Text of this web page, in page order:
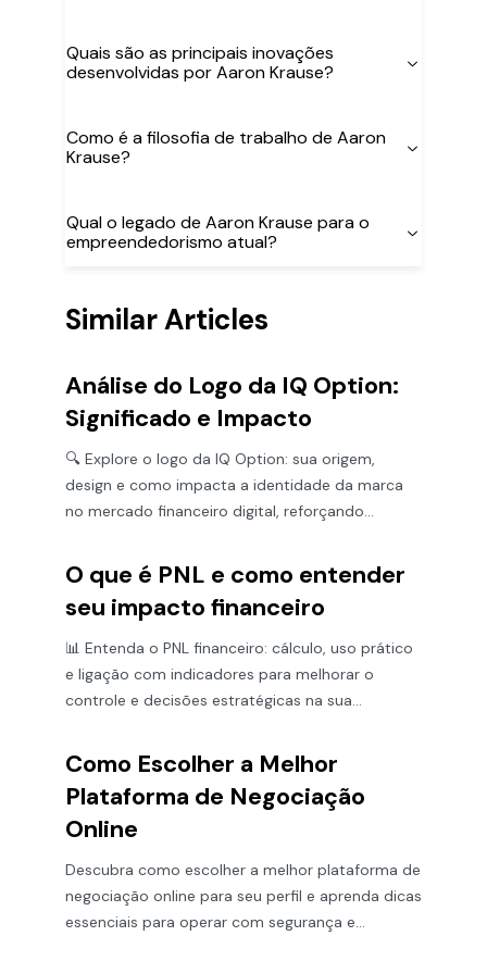
Quais são as principais inovações
desenvolvidas por Aaron Krause?
Como é a filosofia de trabalho de Aaron
Krause?
Qual o legado de Aaron Krause para o
empreendedorismo atual?
Similar Articles
Análise do Logo da IQ Option:
Significado e Impacto
🔍 Explore o logo da IQ Option: sua origem,
design e como impacta a identidade da marca
no mercado financeiro digital, reforçando
O que é PNL e como entender
seu impacto financeiro
📊 Entenda o PNL financeiro: cálculo, uso prático
e ligação com indicadores para melhorar o
controle e decisões estratégicas na sua
Como Escolher a Melhor
Plataforma de Negociação
Online
Descubra como escolher a melhor plataforma de
negociação online para seu perfil e aprenda dicas
essenciais para operar com segurança e